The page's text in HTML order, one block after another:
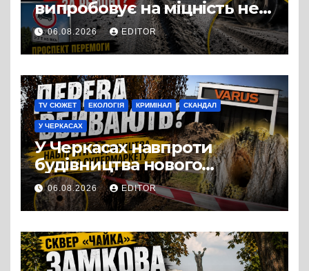
випробовує на міцність не
лише людей, а й дороги
Черкас
06.08.2026 EDITOR
TV СЮЖЕТ ЕКОЛОГІЯ КРИМІНАЛ СКАНДАЛ
У ЧЕРКАСАХ
У Черкасах навпроти
будівництва нового
супермаркету VARUS на
проспекті Перемоги всохли
дерева. І це навряд чи
можна назвати
випадковістю
06.08.2026 EDITOR